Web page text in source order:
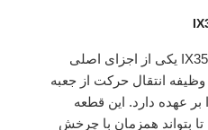
قرقری فرمان هیوندای توسان IX35 یکی از اجزای اصلی
انتقال حرکت از جعبه
عهده دارد. این قطعه
همزمان با چرخش